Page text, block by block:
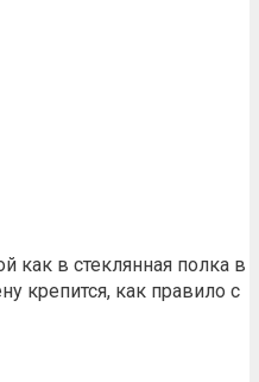
как в стеклянная полка в
крепится, как правило с